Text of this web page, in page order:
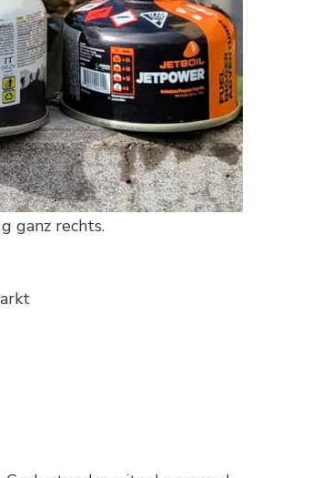
ganz rechts.